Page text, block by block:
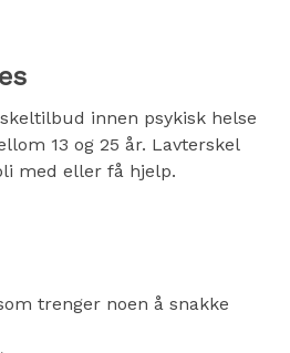
innen psykisk helse
13 og 25 år. Lavterskel
med eller få hjelp.
trenger noen å snakke